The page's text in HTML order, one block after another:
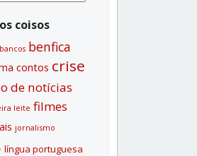
coisos
bancos benfica
contos crise
de notí­cias
leite filmes
jornalismo
lí­ngua portuguesa